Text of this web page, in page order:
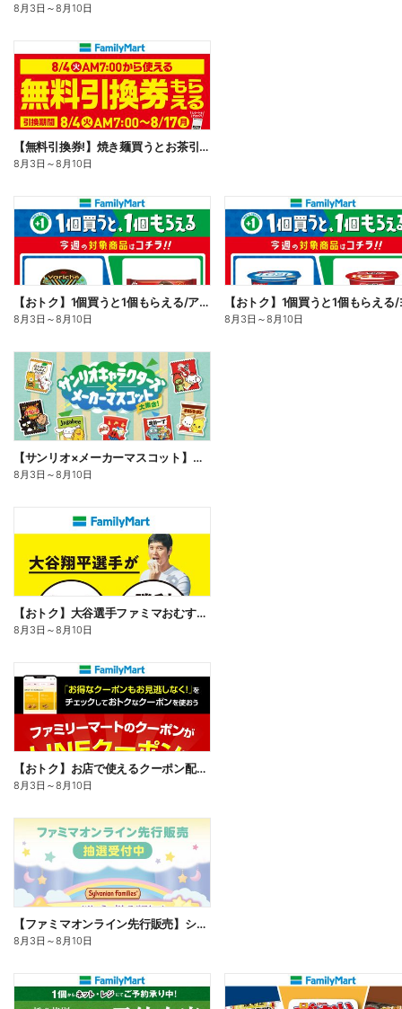
8月3日 ～8月10日
【無料引換券!】焼き麺買うとお茶引換券貰える!
8月3日 ～8月10日
【おトク】1個買うと1個もらえる/アイス
8月3日 ～8月10日 8月3日 ～8月10日
【サンリオ×メーカーマスコット】オリジナルグッズ貰える!
8月3日 ～8月10日
【おトク】大谷選手ファミマおむすび割
8月3日 ～8月10日
【おトク】お店で使えるクーポン配信中
8月3日 ～8月10日
【ファミマオンライン先行販売】シルバニアファミリー
8月3日 ～8月10日